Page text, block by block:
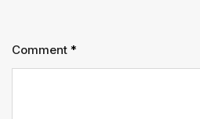
Comment *